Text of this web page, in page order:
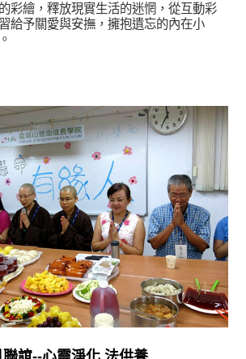
彩繪，釋放現實生活的迷惘，從互動彩
給予關愛與安撫，擁抱遺忘的內在小
學習分享